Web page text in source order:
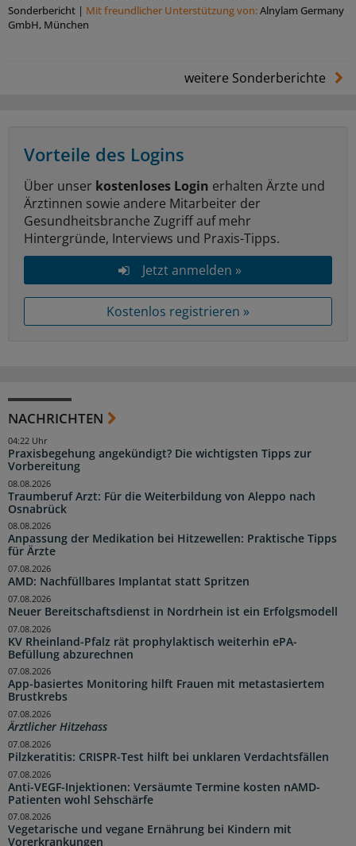
Sonderbericht | Mit freundlicher Unterstützung von:Alnylam Germany
GmbH, München
weitere Sonderberichte
Vorteile des Logins
Über unser kostenloses Login erhalten Ärzte und
Ärztinnen sowie andere Mitarbeiter der
Gesundheitsbranche Zugriff auf mehr
Hintergründe, Interviews und Praxis-Tipps.
Jetzt anmelden »
Kostenlos registrieren »
NACHRICHTEN
Praxisbegehung angekündigt? Die wichtigsten Tipps zur
Vorbereitung
04:22 Uhr
Traumberuf Arzt: Für die Weiterbildung von Aleppo nach
Osnabrück
08.08.2026
Anpassung der Medikation bei Hitzewellen: Praktische Tipps
für Ärzte
08.08.2026
AMD: Nachfüllbares Implantat statt Spritzen
07.08.2026
Neuer Bereitschaftsdienst in Nordrhein ist ein Erfolgsmodell
07.08.2026
KV Rheinland-Pfalz rät prophylaktisch weiterhin ePA-
Befüllung abzurechnen
07.08.2026
App-basiertes Monitoring hilft Frauen mit metastasiertem
Brustkrebs
07.08.2026
Ärztlicher Hitzehass
07.08.2026
Pilzkeratitis: CRISPR-Test hilft bei unklaren Verdachtsfällen
07.08.2026
Anti-VEGF-Injektionen: Versäumte Termine kosten nAMD-
Patienten wohl Sehschärfe
07.08.2026
Vegetarische und vegane Ernährung bei Kindern mit
Vorerkrankungen
07.08.2026